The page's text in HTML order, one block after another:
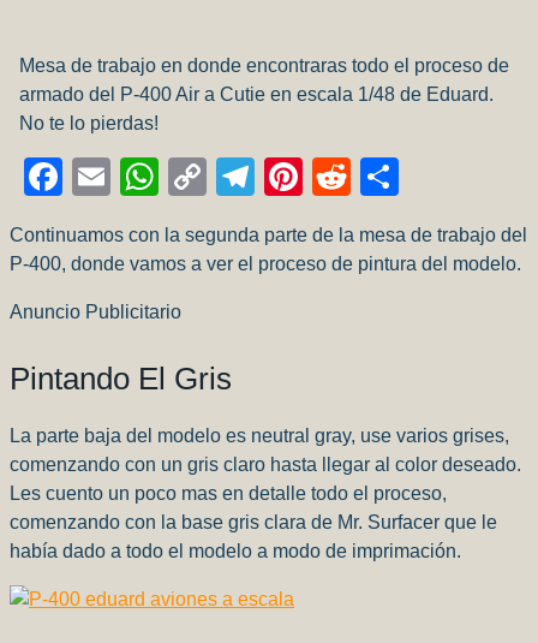
Mesa de trabajo en donde encontraras todo el proceso de
armado del P-400 Air a Cutie en escala 1/48 de Eduard.
No te lo pierdas!
Facebook
EmailWhatsApp
CopyTelegram
Pinterest
Reddit
Continuamos con la segunda parte de la mesa de trabajo del
P-400, donde vamos a ver el proceso de pintura del modelo.
Anuncio Publicitario
Pintando El Gris
La parte baja del modelo es neutral gray, use varios grises,
comenzando con un gris claro hasta llegar al color deseado.
Les cuento un poco mas en detalle todo el proceso,
comenzando con la base gris clara de Mr. Surfacer que le
había dado a todo el modelo a modo de imprimación.